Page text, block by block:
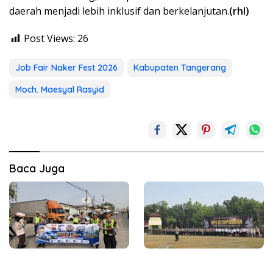
daerah menjadi lebih inklusif dan berkelanjutan.(rhl)
Post Views: 26
Job Fair Naker Fest 2026
Kabupaten Tangerang
Moch. Maesyal Rasyid
Baca Juga